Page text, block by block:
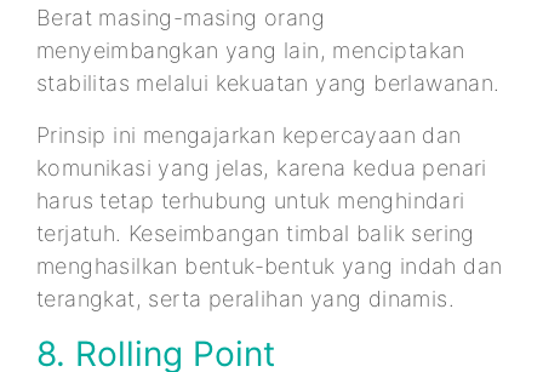
Berat masing-masing orang
menyeimbangkan yang lain, menciptakan
stabilitas melalui kekuatan yang berlawanan.
Prinsip ini mengajarkan kepercayaan dan
komunikasi yang jelas, karena kedua penari
harus tetap terhubung untuk menghindari
terjatuh. Keseimbangan timbal balik sering
menghasilkan bentuk-bentuk yang indah dan
terangkat, serta peralihan yang dinamis.
8. Rolling Point